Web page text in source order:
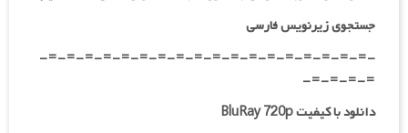
جستجوی زیرنویس فارسی
-=-=-=-=-=-=-=-=-=-=-=-=-=-=-=-=-=-=-
=-=-=-=-
دانلود با کیفیت BluRay 720p